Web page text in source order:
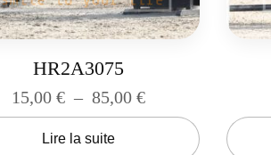
HR2A3075
15,00 € – 85,00 €
Lire la suite